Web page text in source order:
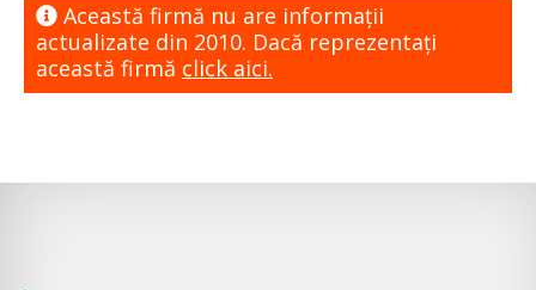
Această firmă nu are informaţii
actualizate din 2010. Dacă reprezentaţi
această firmă click aici.